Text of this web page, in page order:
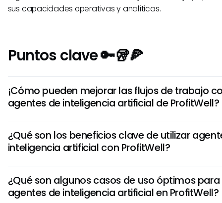
sus capacidades operativas y analíticas.
Puntos clave 🔑🥡🍕
¡Cómo pueden mejorar las flujos de trabajo
agentes de inteligencia artificial de ProfitWell?
analizar grandes conjuntos de datos rápidamente y
accionables para optimizar las estrategias de precios y
¿Qué son los beneficios clave de utilizar
inteligencia artificial con ProfitWell?
cliente personalizadas, análisis predictivos para la
y prevención proactiva de la salida de clientes. Estos
¿Qué son algunos casos de uso óptimos para
agentes de inteligencia artificial en ProfitWell?